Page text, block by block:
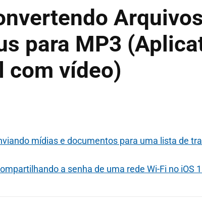
para MP3
com vídeo)
mídias e documentos para uma lista de
a senha de uma rede Wi-Fi no iOS